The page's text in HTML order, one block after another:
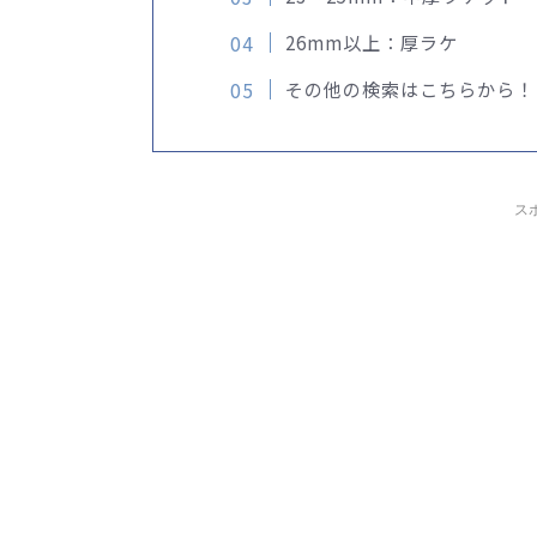
26mm以上：厚ラケ
その他の検索はこちらから！
ス